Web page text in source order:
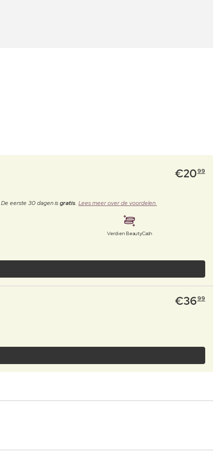
€2099
De eerste 30 dagen isgratis. Lees meer over de voordelen.
Verdien BeautyCash
€3699